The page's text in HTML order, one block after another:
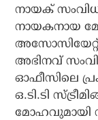
നായക്
നായകനായ
അഭിനവ്
ഓഫീസിലെ
ഒ.ടി.ടി
മോഹവുമായി